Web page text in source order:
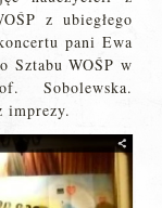
z ubiegłego
pani Ewa
Sztabu WOŚP w
Sobolewska.
imprezy.